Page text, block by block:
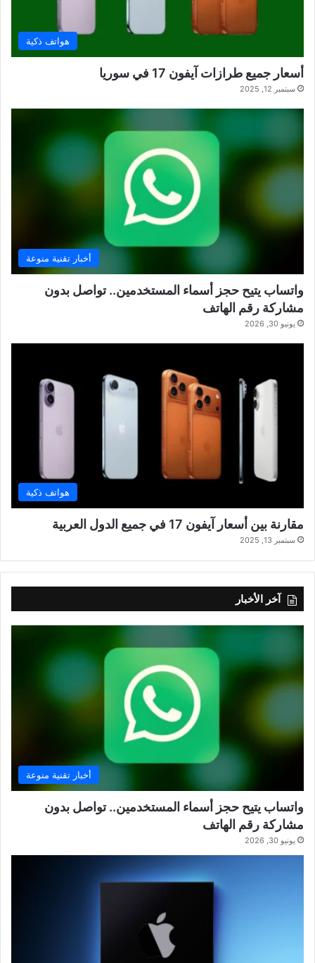
هواتف ذكية
أسعار جميع طرازات آيفون 17 في سوريا
سبتمبر 12, 2025
أخبار تقنية منوعة
واتساب يتيح حجز أسماء المستخدمين.. تواصل بدون
مشاركة رقم الهاتف
يونيو 30, 2026
هواتف ذكية
مقارنة بين أسعار آيفون 17 في جميع الدول العربية
سبتمبر 13, 2025
آخر الأخبار
أخبار تقنية منوعة
واتساب يتيح حجز أسماء المستخدمين.. تواصل بدون
مشاركة رقم الهاتف
يونيو 30, 2026